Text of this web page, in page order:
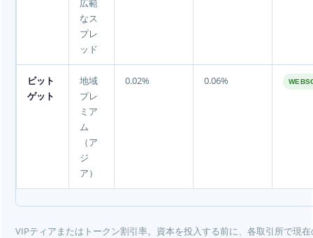
広範
なス
プレ
ッド
ビット
ゲット
地域
プレ
ミア
ム
（ア
ジ
ア）
0.02% 0.06%
VIPティアまたはトークン割引率。資本を投入する前に、各取引所で現